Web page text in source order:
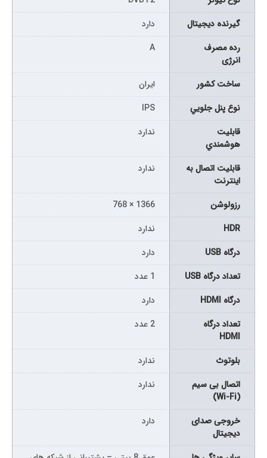
گیرنده دیجیتال
دارد
رده مصرف
انرژی
A
ساخت کشور
ایران
نوع پنل جلويي
IPS
قابليت
هوشمندي
ندارد
قابليت اتصال به
اينترنت
ندارد
رزولوشن
1366 × 768
HDR
ندارد
درگاه USB
دارد
تعداد درگاه USB
1 عدد
درگاه HDMI
دارد
تعداد درگاه
HDMI
2 عدد
بلوتوث
ندارد
اتصال بی سیم
(Wi-Fi)
ندارد
خروجی صدای
دیجیتال
دارد